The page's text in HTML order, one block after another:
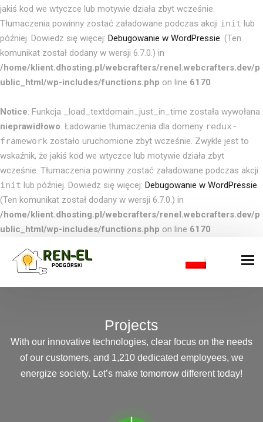
jakiś kod we wtyczce lub motywie działa zbyt wcześnie.
Tłumaczenia powinny zostać załadowane podczas akcji init lub
później. Dowiedz się więcej: Debugowanie w WordPressie. (Ten
komunikat został dodany w wersji 6.7.0.) in
/home/klient.dhosting.pl/webcrafters/renel.webcrafters.dev/p
ublic_html/wp-includes/functions.php on line 6170
Notice: Funkcja _load_textdomain_just_in_time została wywołana
nieprawidłowo. Ładowanie tłumaczenia dla domeny redux-
framework zostało uruchomione zbyt wcześnie. Zwykle jest to
wskaźnik, że jakiś kod we wtyczce lub motywie działa zbyt
wcześnie. Tłumaczenia powinny zostać załadowane podczas akcji
init lub później. Dowiedz się więcej: Debugowanie w WordPressie.
(Ten komunikat został dodany w wersji 6.7.0.) in
/home/klient.dhosting.pl/webcrafters/renel.webcrafters.dev/p
ublic_html/wp-includes/functions.php on line 6170
Projects
With our innovative technologies, clear focus on the needs
of our customers, and 1,210 dedicated employees, we
energize society. Let’s make tomorrow different today!